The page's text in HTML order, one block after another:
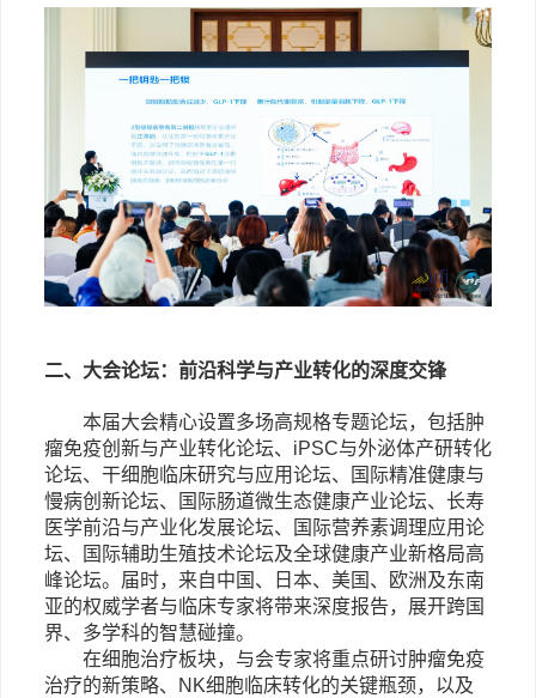
二、大会论坛：前沿科学与产业转化的深度交锋
本届大会精心设置多场高规格专题论坛，包括肿
瘤免疫创新与产业转化论坛、 iPSC与外泌体产研转化
论坛、干细胞临床研究与应用论坛、国际精准健康与
慢病创新论坛、国际肠道微生态健康产业论坛、长寿
医学前沿与产业化发展论坛、国际营养素调理应用论
坛、国际辅助生殖技术论坛及全球健康产业新格局高
峰论坛。届时，来自中国、日本、美国、欧洲及东南
亚的权威学者与临床专家将带来深度报告，展开跨国
界、多学科的智慧碰撞。
在细胞治疗板块，与会专家将重点研讨肿瘤免疫
治疗的新策略、
NK细胞临床转化的关键瓶颈，以及